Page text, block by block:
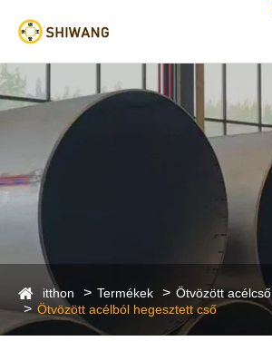
itthon Termékek
Ötvözött acélcső
Ötvözött acélból hegesztett cső